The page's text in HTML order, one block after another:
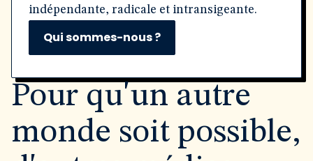
indépendante, radicale et intransigeante.
Qui sommes-nous ?
Pour qu'un autre
monde soit possible,